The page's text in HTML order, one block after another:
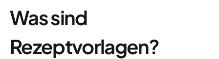
Was sind
Rezeptvorlagen?